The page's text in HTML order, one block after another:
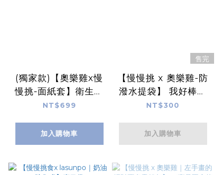
(獨家款)【奧樂雞x慢
慢挑-面紙套】衛生紙
B.奧樂雞抹茶印花
NT$699
加入購物車
售完
【慢慢挑 x 奧樂雞-防
潑水提袋】 我好棒黑
色款
NT$300
加入購物車